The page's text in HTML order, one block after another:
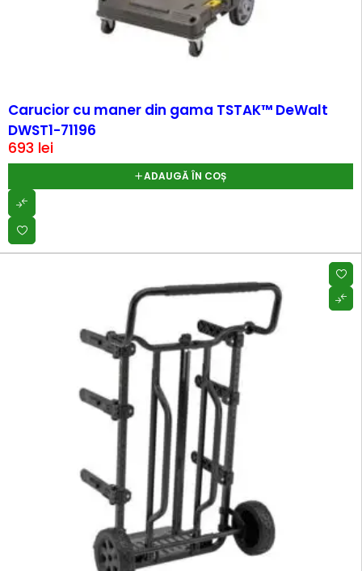
Carucior cu maner din gama TSTAK™ DeWalt
DWST1-71196
693 lei
ADAUGĂ ÎN COȘ